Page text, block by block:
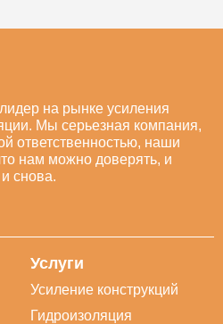
на рынке усиления
Мы серьезная компания,
ответственностью, наши
нам можно доверять, и
снова.
Услуги
Усиление конструкций
Гидроизоляция